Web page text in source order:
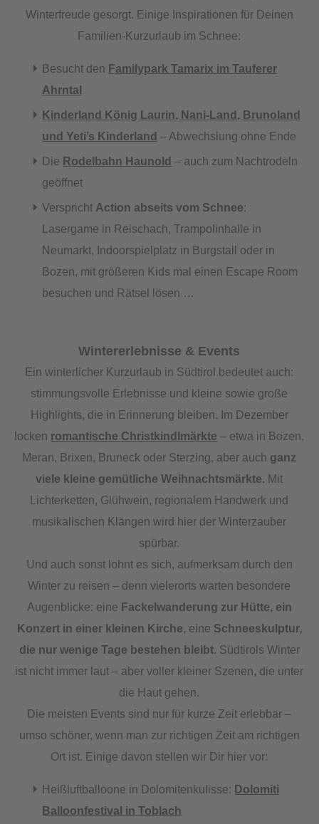
Winterfreude gesorgt. Einige Inspirationen für Deinen
Familien-Kurzurlaub im Schnee:
Besucht den Familypark Tamarix im Tauferer
Ahrntal
Kinderland König Laurin, Nani-Land, Brunoland
und Yeti’s Kinderland – Abwechslung ohne Ende
Die Rodelbahn Haunold – auch zum Nachtrodeln
geöffnet
Verspricht Action abseits vom Schnee:
Lasergame in Reischach, Trampolinhalle in
Neumarkt, Indoorspielplatz in Burgstall oder in
Bozen, mit größeren Kids mal einen Escape Room
besuchen und Rätsel lösen …
Wintererlebnisse & Events
Ein winterlicher Kurzurlaub in Südtirol bedeutet auch:
stimmungsvolle Erlebnisse und kleine sowie große
Highlights, die in Erinnerung bleiben. Im Dezember
locken romantische Christkindlmärkte – etwa in Bozen,
Meran, Brixen, Bruneck oder Sterzing, aber auch ganz
viele kleine gemütliche Weihnachtsmärkte. Mit
Lichterketten, Glühwein, regionalem Handwerk und
musikalischen Klängen wird hier der Winterzauber
spürbar.
Und auch sonst lohnt es sich, aufmerksam durch den
Winter zu reisen – denn vielerorts warten besondere
Augenblicke: eine Fackelwanderung zur Hütte, ein
Konzert in einer kleinen Kirche, eine Schneeskulptur,
die nur wenige Tage bestehen bleibt. Südtirols Winter
ist nicht immer laut – aber voller kleiner Szenen, die unter
die Haut gehen.
Die meisten Events sind nur für kurze Zeit erlebbar –
umso schöner, wenn man zur richtigen Zeit am richtigen
Ort ist. Einige davon stellen wir Dir hier vor:
Heißluftballoone in Dolomitenkulisse: Dolomiti
Balloonfestival in Toblach